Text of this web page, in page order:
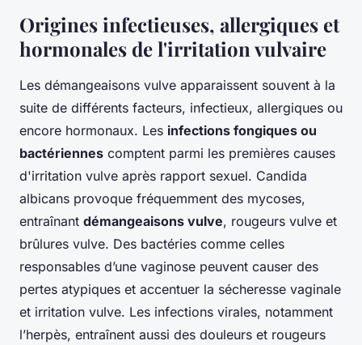
Origines infectieuses, allergiques et
hormonales de l'irritation vulvaire
Les démangeaisons vulve apparaissent souvent à la
suite de différents facteurs, infectieux, allergiques ou
encore hormonaux. Les infections fongiques ou
bactériennes comptent parmi les premières causes
d'irritation vulve après rapport sexuel. Candida
albicans provoque fréquemment des mycoses,
entraînant démangeaisons vulve, rougeurs vulve et
brûlures vulve. Des bactéries comme celles
responsables d’une vaginose peuvent causer des
pertes atypiques et accentuer la sécheresse vaginale
et irritation vulve. Les infections virales, notamment
l’herpès, entraînent aussi des douleurs et rougeurs